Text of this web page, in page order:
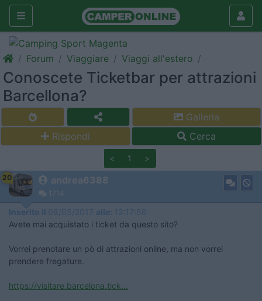
Forum Viaggiare Viaggi all'estero
Conoscete Ticketbar per attrazioni
Barcellona?
Galleria
Rispondi
Cerca
< 1 >
20 andrea6388
1714
Inserito il 08/05/2017 alle: 12:17:56
Avete mai acquistato i ticket da questo sito?
Vorrei prenotare un pò di attrazioni online, ma non vorrei
prendere fregature.
https://visitare.barcelona.tick...